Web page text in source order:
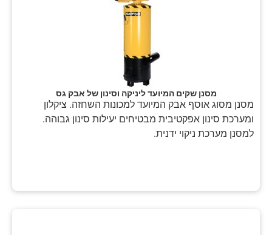
מסנן שקים המיועד ליניקה וסינון של אבק גס
מסנן מסוג אוסף אבק המיועד למכונות השחזה. ציקלון
ומערכת סינון אפקטיבית מבטיחים יעילות סינון גבוהה.
למסנן מערכת ניקוי ידנית.